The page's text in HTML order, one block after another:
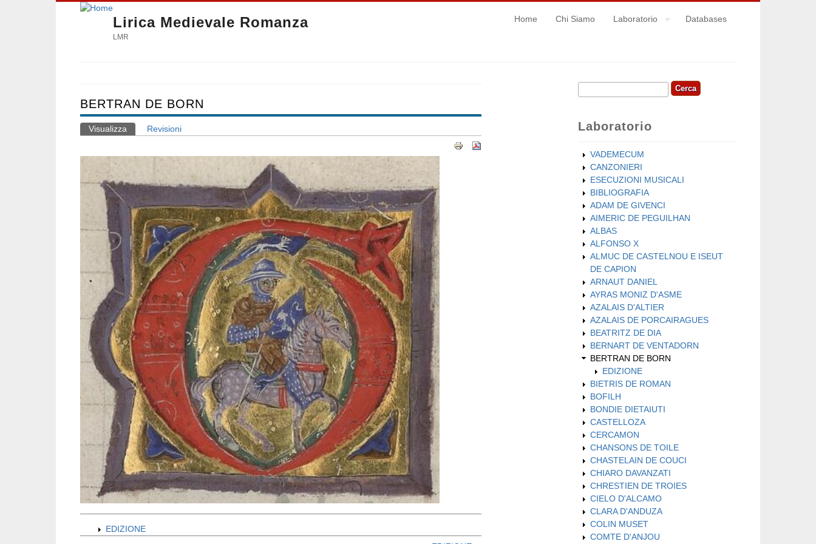
Lirica Medievale Romanza
LMR
Home Chi Siamo Laboratorio Databases
BERTRAN DE BORN
Schede primarie
Visualizza (scheda attiva)
Revisioni
EDIZIONE
Form di ricerca
Cerca
Laboratorio
VADEMECUM
CANZONIERI
ESECUZIONI MUSICALI
BIBLIOGRAFIA
ADAM DE GIVENCI
AIMERIC DE PEGUILHAN
ALBAS
ALFONSO X
ALMUC DE CASTELNOU E ISEUT
DE CAPION
ARNAUT DANIEL
AYRAS MONIZ D'ASME
AZALAIS D'ALTIER
AZALAIS DE PORCAIRAGUES
BEATRITZ DE DIA
BERNART DE VENTADORN
BERTRAN DE BORN
EDIZIONE
BIETRIS DE ROMAN
BOFILH
BONDIE DIETAIUTI
CASTELLOZA
CERCAMON
CHANSONS DE TOILE
CHASTELAIN DE COUCI
CHIARO DAVANZATI
CHRESTIEN DE TROIES
CIELO D'ALCAMO
CLARA D'ANDUZA
COLIN MUSET
COMTE D'ANJOU